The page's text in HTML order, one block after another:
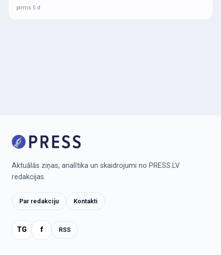
pirms 5 d
Aktuālās ziņas, analītika un skaidrojumi no PRESS.LV
redakcijas.
Par redakciju Kontakti
TG f RSS